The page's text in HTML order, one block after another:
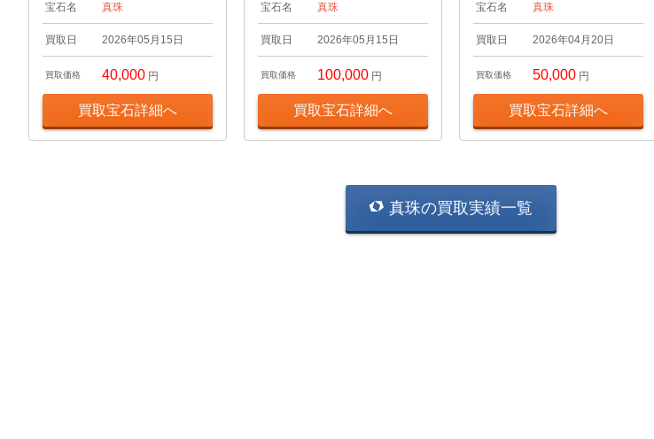
宝石名 真珠
買取日 2026年05月15日
買取価格 40,000 円
買取宝石詳細へ
宝石名 真珠
買取日 2026年05月15日
買取価格 100,000 円
買取宝石詳細へ
宝石名 真珠
買取日 2026年04月20日
買取価格 50,000 円
買取宝石詳細へ
真珠の買取実績一覧